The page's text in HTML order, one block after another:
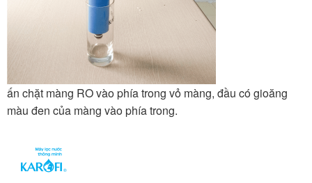
ấn chặt màng RO vào phía trong vỏ màng, đầu có gioăng
màu đen của màng vào phía trong.